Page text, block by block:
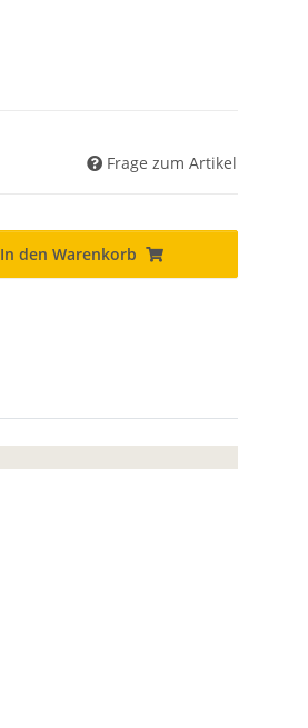
Frage zum Artikel
In den Warenkorb